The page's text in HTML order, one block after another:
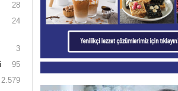
28
24
3
95
2.579